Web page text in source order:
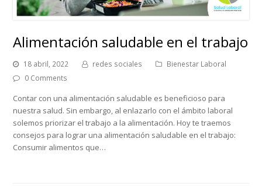
Alimentación saludable en el trabajo
18 abril, 2022 redes sociales
Bienestar Laboral
0 Comments
Contar con una alimentación saludable es beneficioso para
nuestra salud. Sin embargo, al enlazarlo con el ámbito laboral
solemos priorizar el trabajo a la alimentación. Hoy te traemos
consejos para lograr una alimentación saludable en el trabajo:
Consumir alimentos que…